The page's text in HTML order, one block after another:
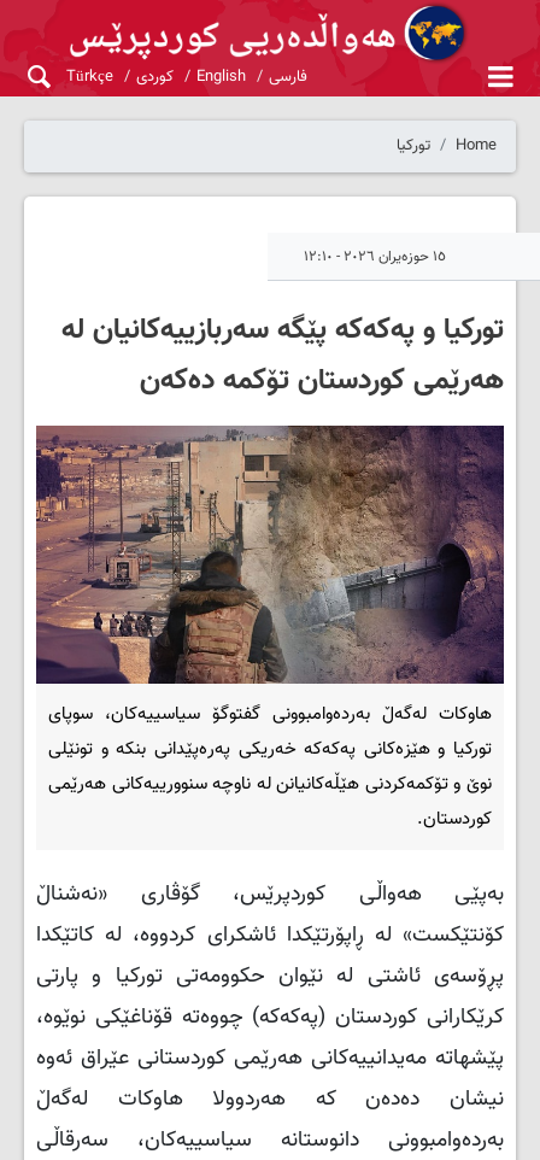
فارسی English کوردی Türkçe
Home تورکیا
١٥ حوزەیران ٢٠٢٦ - ١٢:١٠
تورکیا و پەکەکە پێگە سەربازییەکانیان لە
هەرێمی کوردستان تۆکمە دەکەن
هاوكات لەگەڵ بەردەوامبوونی گفتوگۆ سیاسییەکان، سوپای
تورکیا و هێزەکانی پەکەکە خەریکی پەرەپێدانی بنکە و تونێلی
نوێ و تۆکمەکردنی هێڵەکانیانن لە ناوچە سنوورییەکانی هەرێمی
کوردستان.
بەپێی هەواڵی کوردپرێس، گۆڤاری «نەشناڵ
کۆنتێکست» لە ڕاپۆرتێکدا ئاشکرای کردووە، لە کاتێکدا
پڕۆسەی ئاشتی لە نێوان حکوومەتی تورکیا و پارتی
کرێکارانی کوردستان (پەکەکە) چووەتە قۆناغێکی نوێوە،
پێشهاتە مەیدانییەکانی هەرێمی کوردستانی عێراق ئەوە
نیشان دەدەن کە هەردوولا هاوكات لەگەڵ
بەردەوامبوونی دانوستانە سیاسییەکان، سەرقاڵی